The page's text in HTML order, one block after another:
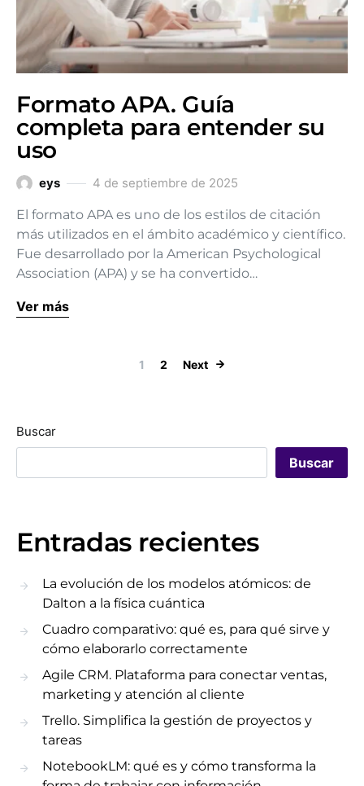
Formato APA. Guía
completa para entender su
uso
eys 4 de septiembre de 2025
El formato APA es uno de los estilos de citación
más utilizados en el ámbito académico y científico.
Fue desarrollado por la American Psychological
Association (APA) y se ha convertido…
Ver más
Paginación
1 2 Next
Buscar
Buscar
Entradas recientes
La evolución de los modelos atómicos: de
Dalton a la física cuántica
Cuadro comparativo: qué es, para qué sirve y
cómo elaborarlo correctamente
Agile CRM. Plataforma para conectar ventas,
marketing y atención al cliente
Trello. Simplifica la gestión de proyectos y
tareas
NotebookLM: qué es y cómo transforma la